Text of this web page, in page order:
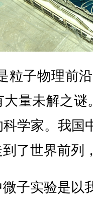
物理前沿
量未解之
学家。我国
了世界前列
实验是以